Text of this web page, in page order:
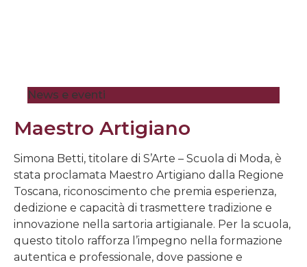
News e eventi
Maestro Artigiano
Simona Betti, titolare di S’Arte – Scuola di Moda, è
stata proclamata Maestro Artigiano dalla Regione
Toscana, riconoscimento che premia esperienza,
dedizione e capacità di trasmettere tradizione e
innovazione nella sartoria artigianale. Per la scuola,
questo titolo rafforza l’impegno nella formazione
autentica e professionale, dove passione e